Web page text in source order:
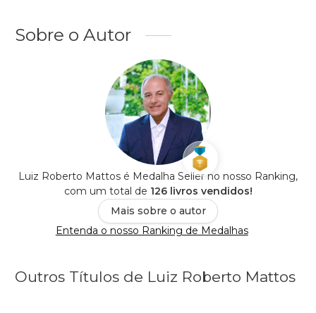
Sobre o Autor
Luiz Roberto Mattos é Medalha Seller no nosso Ranking,
com um total de 126 livros vendidos!
Mais sobre o autor
Entenda o nosso Ranking de Medalhas
Outros Títulos de Luiz Roberto Mattos